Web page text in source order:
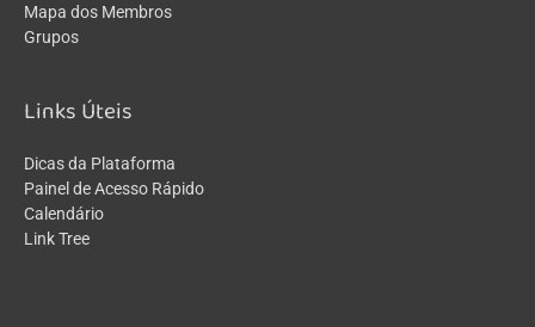
Mapa dos Membros
Grupos
Links Úteis
Dicas da Plataforma
Painel de Acesso Rápido
Calendário
Link Tree